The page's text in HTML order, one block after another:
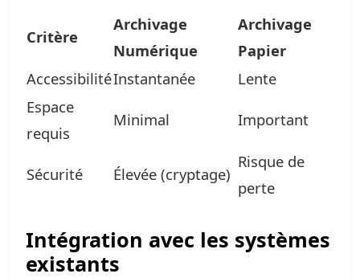
Critère
Archivage
Numérique
Archivage
Papier
AccessibilitéInstantanée
Lente
Espace
requis
Minimal Important
Sécurité Élevée (cryptage)
Risque de
perte
Intégration avec les systèmes
existants